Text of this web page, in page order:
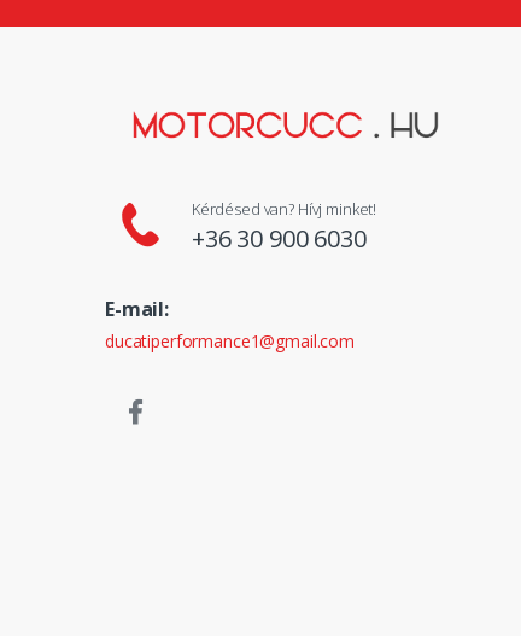
Kérdésed van? Hívj minket!
+36 30 900 6030
E-mail:
ducatiperformance1@gmail.com